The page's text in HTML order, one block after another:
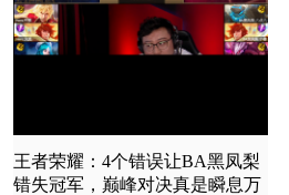
王者荣耀：4个错误让BA黑凤梨
错失冠军，巅峰对决真是瞬息万